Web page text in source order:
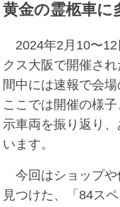
黄金の霊柩車に
2024年2月10〜12
クス大阪で開催さ
間中には速報で会
ここでは開催の様
示車両を振り返り
います。
今回はショップや
見つけた、「84ス